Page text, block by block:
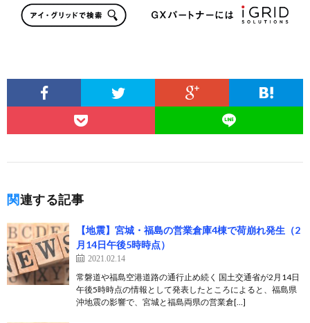
関連する記事
【地震】宮城・福島の営業倉庫4棟で荷崩れ発生（2
月14日午後5時時点）
2021.02.14
常磐道や福島空港道路の通行止め続く 国土交通省が2月14日
午後5時時点の情報として発表したところによると、福島県
沖地震の影響で、宮城と福島両県の営業倉[…]